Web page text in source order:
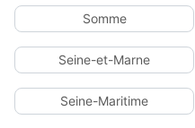
Somme
Seine-et-Marne
Seine-Maritime